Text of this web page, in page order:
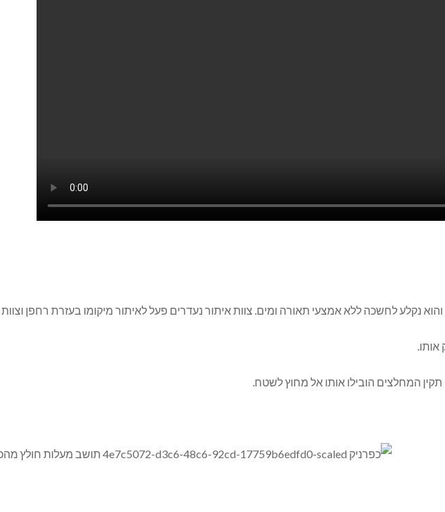
נקלע לחשכה ללא אמצעי תאורה ומים. צוות איתור נעדרים פעל לאיתור מיקומו בעזרת רחפן
אותו.
המחלצים הובילו אותו אל מחוץ לשטח.